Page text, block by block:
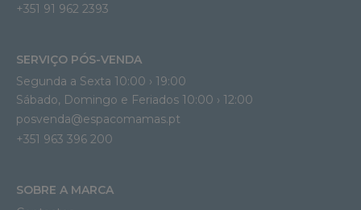
+351 91 962 2393
SERVIÇO PÓS-VENDA
Segunda a Sexta 10:00 › 19:00
Sábado, Domingo e Feriados 10:00 › 12:00
posvenda@espacomamas.pt
+351 963 396 200
SOBRE A MARCA